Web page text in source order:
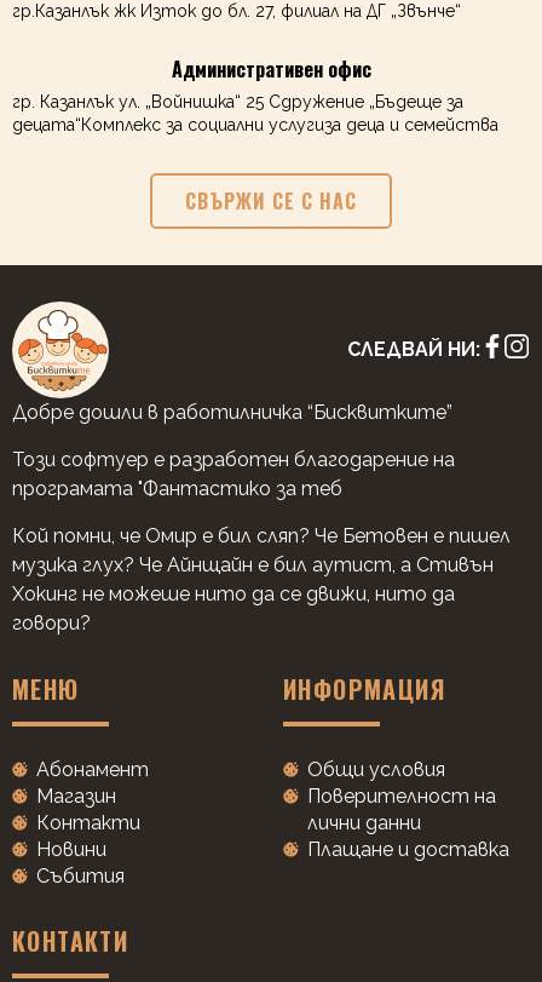
гр.Казанлък жк Изток до бл. 27, филиал на ДГ „Звънче“
Административен офис
гр. Казанлък ул. „Войнишка“ 25 Сдружение „Бъдеще за
децата“Комплекс за социални услугиза деца и семейства
СВЪРЖИ СЕ С НАС
СЛЕДВАЙ НИ:
Добре дошли в работилничка “Бисквитките”
Този софтуер е разработен благодарение на
програмата "Фантастико за теб
Кой помни, че Омир е бил сляп? Че Бетовен е пишел
музика глух? Че Айнщайн е бил аутист, а Стивън
Хокинг не можеше нито да се движи, нито да
говори?
МЕНЮ
Абонамент
Магазин
Контакти
Новини
Събития
ИНФОРМАЦИЯ
Общи условия
Поверителност на
лични данни
Плащане и доставка
КОНТАКТИ